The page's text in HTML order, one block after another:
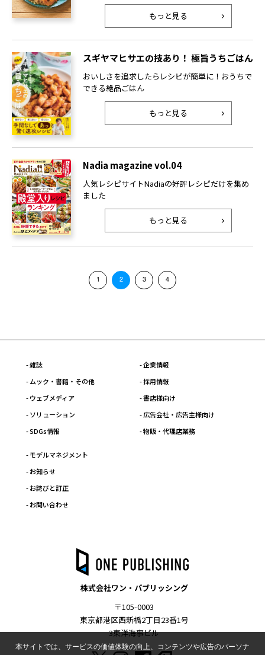
もっと見る
スギヤマヒサエの技あり！ 極旨うちごはん
おいしさを追求したらレシピが簡単に！おうちで
できる絶品ごはん
もっと見る
Nadia magazine vol.04
人気レシピサイトNadiaの好評レシピだけを集め
ました
もっと見る
1 2 3 4
- 雑誌
- ムック・書籍・その他
- ウェブメディア
- ソリューション
- SDGs情報
- 企業情報
- 採用情報
- 書店様向け
- 広告会社・広告主様向け
- 物販・代理店業務
- モデルマネジメント
- お知らせ
- お詫びと訂正
- お問い合わせ
株式会社ワン・パブリッシング
〒105-0003
東京都港区西新橋2丁目23番1号
3東洋海事ビル
本サイトでは、サービスの価値体験の向上、コンテンツや広告のパーソナ